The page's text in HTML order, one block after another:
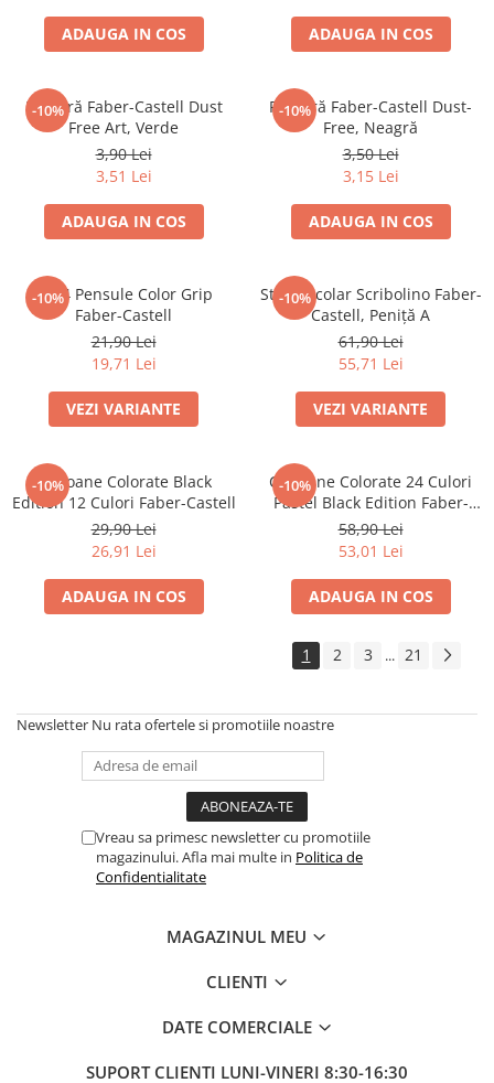
Accesorii pentru pictură
Acuarele
Culori acrilice
Culori în ulei
Tempera și Guașe
Tăiere și lipire
Foarfeci
Lipici
ADAUGA IN COS ADAUGA IN COS
-10%
Radieră Faber-Castell Dust
Free Art, Verde
3,90 Lei
3,51 Lei
ADAUGA IN COS
-10%
Radieră Faber-Castell Dust-
Free, Neagră
3,50 Lei
3,15 Lei
ADAUGA IN COS
-10%
Set 4 Pensule Color Grip
Faber-Castell
21,90 Lei
19,71 Lei
VEZI VARIANTE
-10%
Stilou Școlar Scribolino Faber-
Castell, Peniță A
61,90 Lei
55,71 Lei
VEZI VARIANTE
-10%
Creioane Colorate Black
Edition 12 Culori Faber-Castell
29,90 Lei
26,91 Lei
ADAUGA IN COS
-10%
Creioane Colorate 24 Culori
Pastel Black Edition Faber-
Castell
58,90 Lei
53,01 Lei
ADAUGA IN COS
1 2 3 ... 21
Newsletter Nu rata ofertele si promotiile noastre
Vreau sa primesc newsletter cu promotiile
magazinului. Afla mai multe in Politica de
Confidentialitate
MAGAZINUL MEU
CLIENTI
DATE COMERCIALE
SUPORT CLIENTI LUNI-VINERI 8:30-16:30